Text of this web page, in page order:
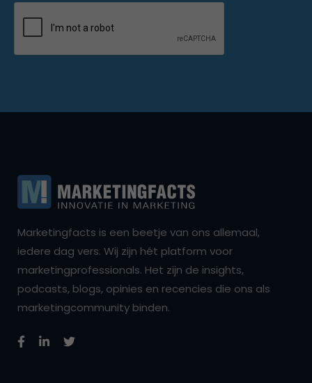
Marketingfacts is een beetje van ons allemaal,
iedere dag vers. Wij zijn hét platform voor
marketingprofessionals. Het zijn de insights,
podcasts, blogs, opinies en recencies die ons als
marketingcommunity binden.